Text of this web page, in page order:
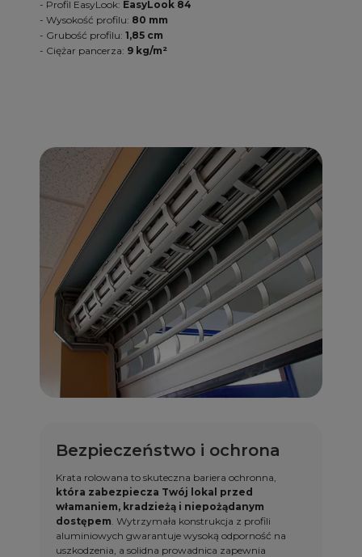
- Profil EasyLook: EasyLook 84
- Wysokość profilu: 80 mm
- Grubość profilu: 1,85 cm
- Ciężar pancerza: 9 kg/m²
Bezpieczeństwo i ochrona
Krata rolowana to skuteczna bariera ochronna,
która zabezpiecza Twój lokal przed
włamaniem, kradzieżą i niepożądanym
dostępem . Wytrzymała konstrukcja z profili
aluminiowych gwarantuje wysoką odporność na
uszkodzenia, a solidna prowadnica zapewnia